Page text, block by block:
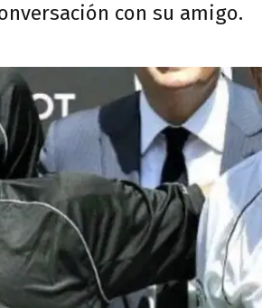
con su amigo.